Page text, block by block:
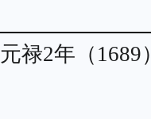
元禄2年（1689）